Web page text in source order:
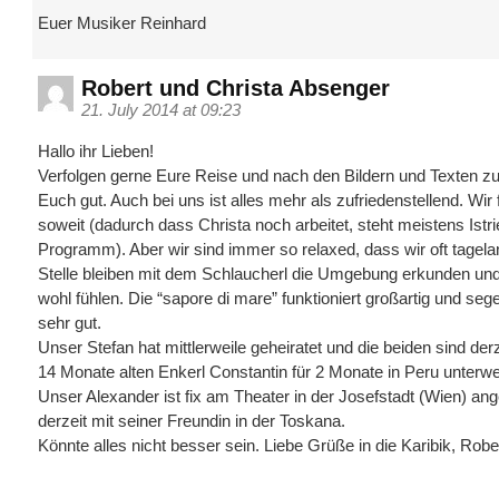
Euer Musiker Reinhard
Robert und Christa Absenger
21. July 2014 at 09:23
Hallo ihr Lieben!
Verfolgen gerne Eure Reise und nach den Bildern und Texten
Euch gut. Auch bei uns ist alles mehr als zufriedenstellend. Wir
soweit (dadurch dass Christa noch arbeitet, steht meistens
Programm). Aber wir sind immer so relaxed, dass wir oft
Stelle bleiben mit dem Schlaucherl die Umgebung erkunden
wohl fühlen. Die “sapore di mare” funktioniert großartig und
sehr gut.
Unser Stefan hat mittlerweile geheiratet und die beiden sind
14 Monate alten Enkerl Constantin für 2 Monate in Peru
Unser Alexander ist fix am Theater in der Josefstadt (Wien)
derzeit mit seiner Freundin in der Toskana.
Könnte alles nicht besser sein. Liebe Grüße in die Karibik,